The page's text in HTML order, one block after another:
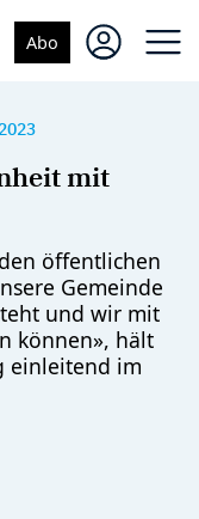
Abo
mit
öffentlichen
Gemeinde
und wir mit
können», hält
einleitend im